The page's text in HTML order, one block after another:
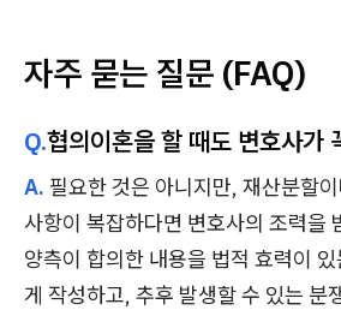
자주 묻는 질문 (FAQ)
Q.협의이혼을 할 때도 변호사가
A. 필요한 것은 아니지만, 재산분할
사항이 복잡하다면 변호사의 조력을
양측이 합의한 내용을 법적 효력이
게 작성하고, 추후 발생할 수 있는 분